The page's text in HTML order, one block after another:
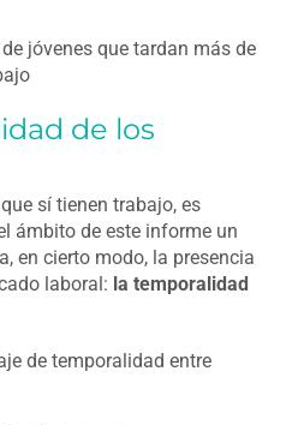
de los
sí tienen trabajo, es
ámbito de este informe un
en cierto modo, la presencia
laboral: la temporalidad